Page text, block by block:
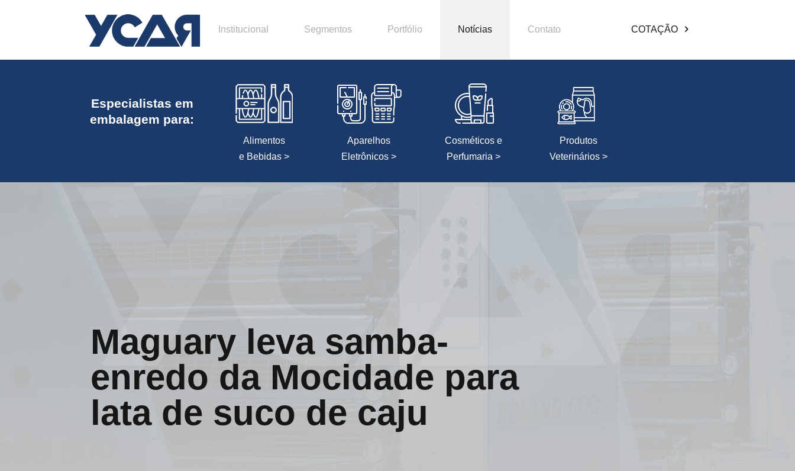
Institucional Segmentos Portfólio Notícias Contato COTAÇÃO
Especialistas em
embalagem para:
Alimentos
e Bebidas >
Aparelhos
Eletrônicos >
Cosméticos e
Perfumaria >
Produtos
Veterinários >
Maguary leva samba-
enredo da Mocidade para
lata de suco de caju